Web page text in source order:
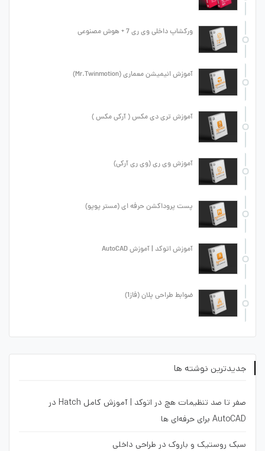
ورکشاپ داخلی وی ری 7 + هوش مصنوعی
آموزش انیمیشن معماری (Mr.Twinmotion)
آموزش تری دی مکس ( آرکی مکس )
آموزش وی ری (وی ری آرکی)
پست پروداکشن حرفه ای (مستر پوپو)
آموزش اتوکد | آموزش AutoCAD
ضوابط طراحی پلان (فاز1)
جدیدترین نوشته ها
صفر تا صد تنظیمات هچ در اتوکد | آموزش کامل Hatch در
AutoCAD برای حرفه‌ای ها
سبک روستیک و باروک در طراحی داخلی